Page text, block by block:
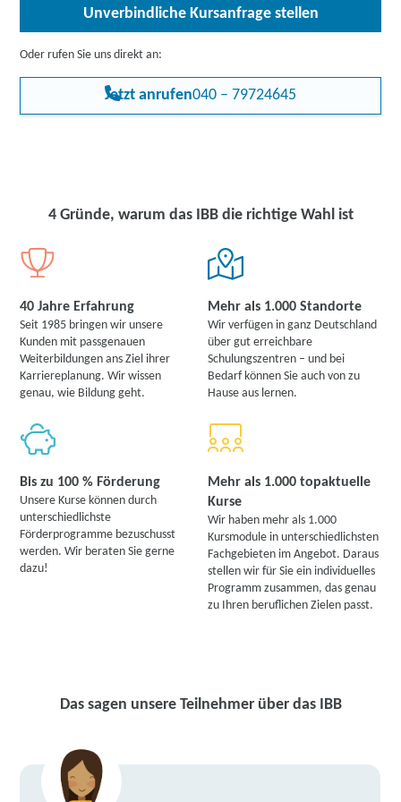
Allen Interessierten stehen wir in einem persönlichen Gespräch
zur Abklärung ihrer individuellen Teilnahmevoraussetzungen zur
Unverbindliche Kursanfrage stellen
Oder rufen Sie uns direkt an:
Jetzt anrufen040 – 79724645
4 Gründe, warum das IBB die richtige Wahl ist
40 Jahre Erfahrung
Seit 1985 bringen wir unsere
Kunden mit passgenauen
Weiterbildungen ans Ziel ihrer
Karriereplanung. Wir wissen
genau, wie Bildung geht.
Mehr als 1.000 Standorte
Wir verfügen in ganz Deutschland
über gut erreichbare
Schulungszentren – und bei
Bedarf können Sie auch von zu
Hause aus lernen.
Bis zu 100 % Förderung
Unsere Kurse können durch
unterschiedlichste
Förderprogramme bezuschusst
werden. Wir beraten Sie gerne
dazu!
Mehr als 1.000 topaktuelle
Kurse
Wir haben mehr als 1.000
Kursmodule in unterschiedlichsten
Fachgebieten im Angebot. Daraus
stellen wir für Sie ein individuelles
Programm zusammen, das genau
zu Ihren beruflichen Zielen passt.
Das sagen unsere Teilnehmer über das IBB